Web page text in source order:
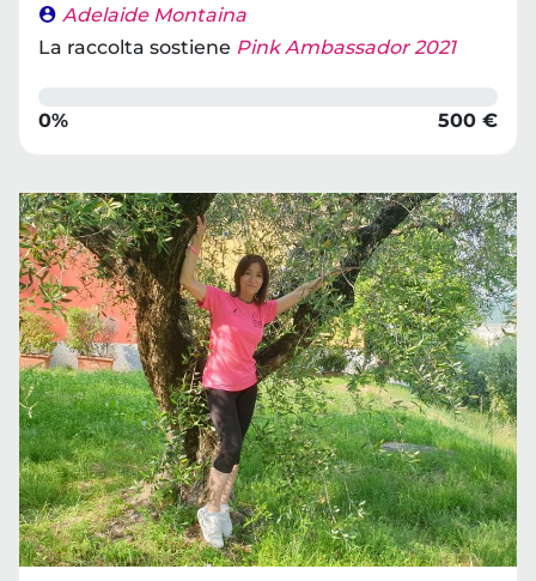
Adelaide Montaina
La raccolta sostiene Pink Ambassador 2021
0% 500 €